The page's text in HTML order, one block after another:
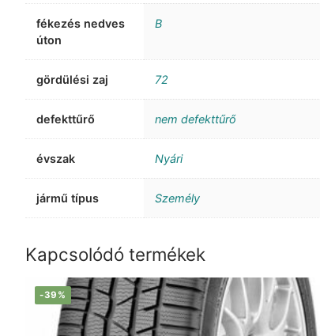
fékezés nedves
úton
B
gördülési zaj 72
defekttűrő nem defekttűrő
évszak Nyári
jármű típus Személy
Kapcsolódó termékek
-39%